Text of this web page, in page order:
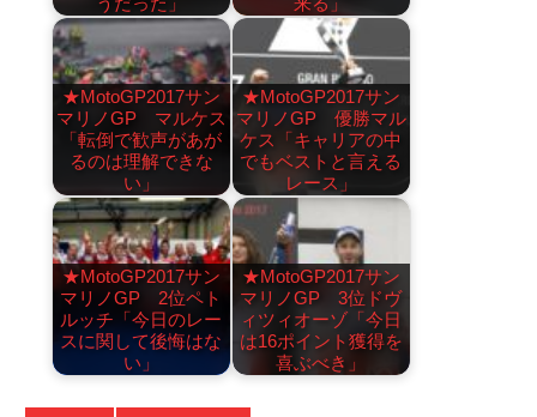
★MotoGP2017サン
マリノGP マルケス
「転倒で歓声があが
るのは理解できな
い」
★MotoGP2017サン
マリノGP 優勝マル
ケス「キャリアの中
でもベストと言える
レース」
★MotoGP2017サン
マリノGP 2位ペト
ルッチ「今日のレー
スに関して後悔はな
い」
★MotoGP2017サン
マリノGP 3位ドヴ
ィツィオーゾ「今日
は16ポイント獲得を
喜ぶべき」